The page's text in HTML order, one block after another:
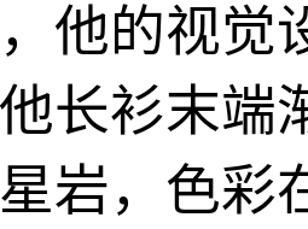
他的视觉
长衫末端
岩，色彩